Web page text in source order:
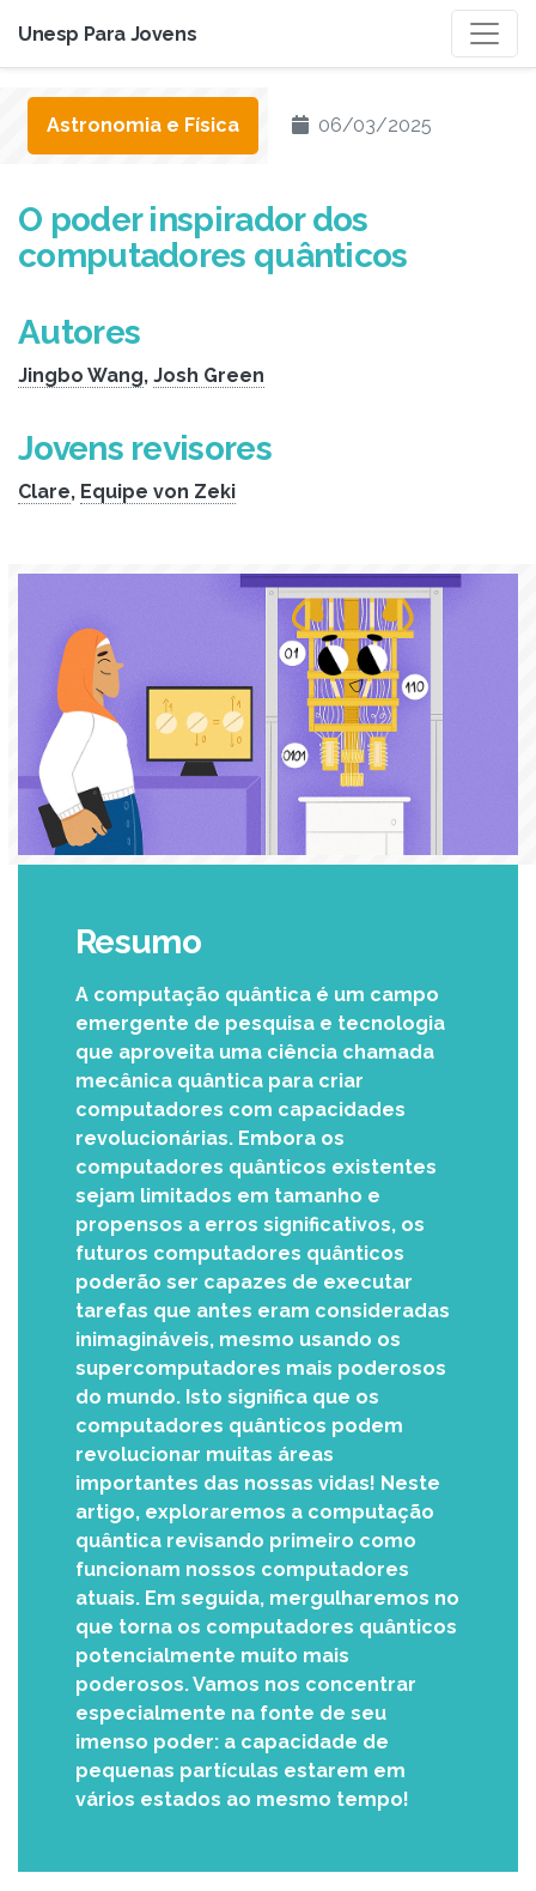
Unesp Para Jovens
Astronomia e Física 06/03/2025
O poder inspirador dos
computadores quânticos
Autores
Jingbo Wang, Josh Green
Jovens revisores
Clare, Equipe von Zeki
Resumo
A computação quântica é um campo
emergente de pesquisa e tecnologia
que aproveita uma ciência chamada
mecânica quântica para criar
computadores com capacidades
revolucionárias. Embora os
computadores quânticos existentes
sejam limitados em tamanho e
propensos a erros significativos, os
futuros computadores quânticos
poderão ser capazes de executar
tarefas que antes eram consideradas
inimagináveis, mesmo usando os
supercomputadores mais poderosos
do mundo. Isto significa que os
computadores quânticos podem
revolucionar muitas áreas
importantes das nossas vidas! Neste
artigo, exploraremos a computação
quântica revisando primeiro como
funcionam nossos computadores
atuais. Em seguida, mergulharemos no
que torna os computadores quânticos
potencialmente muito mais
poderosos. Vamos nos concentrar
especialmente na fonte de seu
imenso poder: a capacidade de
pequenas partículas estarem em
vários estados ao mesmo tempo!